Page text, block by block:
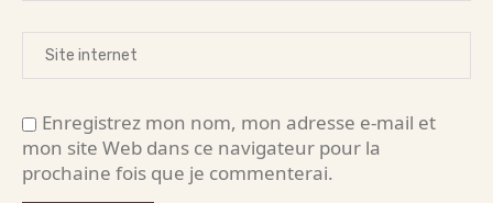
Enregistrez mon nom, mon adresse e-mail et
mon site Web dans ce navigateur pour la
prochaine fois que je commenterai.